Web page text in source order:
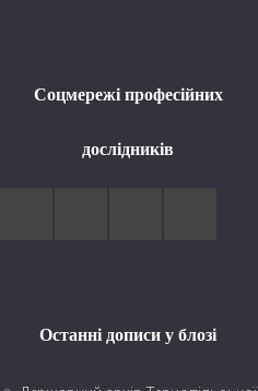
Соцмережі професійних
дослідників
Останні дописи у блозі